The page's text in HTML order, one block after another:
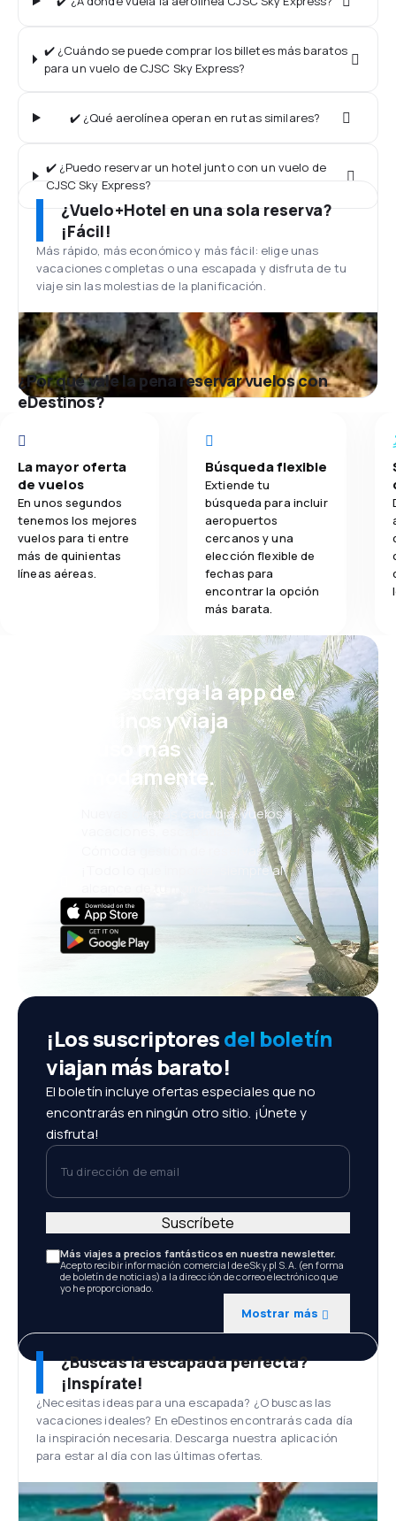
✔️ ¿Cuándo se puede comprar los billetes más baratos
para un vuelo de CJSC Sky Express?
✔️ ¿Qué aerolínea operan en rutas similares?
✔️ ¿Puedo reservar un hotel junto con un vuelo de
CJSC Sky Express?
¿Vuelo+Hotel en una sola reserva?
¡Fácil!
Más rápido, más económico y más fácil: elige unas
vacaciones completas o una escapada y disfruta de tu
viaje sin las molestias de la planificación.
¿Por qué vale la pena reservar vuelos con
eDestinos?
La mayor oferta
de vuelos
En unos segundos
tenemos los mejores
vuelos para ti entre
más de quinientas
líneas aéreas.
Búsqueda flexible
Extiende tu
búsqueda para incluir
aeropuertos
cercanos y una
elección flexible de
fechas para
encontrar la opción
más barata.
¡Eh! Descarga la app de
eDestinos y viaja
incluso más
cómodamente.
Nuevas ofertas cada día: vuelos,
vacaciones, escapadas
Cómoda gestión de reservas
¡Todo lo que importa, siempre al
¡Los suscriptoresdel boletín
viajan más barato!
El boletín incluye ofertas especiales que no
encontrarás en ningún otro sitio. ¡Únete y
disfruta!
Tu dirección de email
Más viajes a precios fantásticos en nuestra newsletter.
Acepto recibir información comercial de eSky.pl S.A. (en forma
de boletín de noticias) a la dirección de correo electrónico que
yo he proporcionado.
Mostrar más
Suscríbete
¿Buscas la escapada perfecta?
¡Inspírate!
¿Necesitas ideas para una escapada? ¿O buscas las
vacaciones ideales? En eDestinos encontrarás cada día
la inspiración necesaria. Descarga nuestra aplicación
para estar al día con las últimas ofertas.